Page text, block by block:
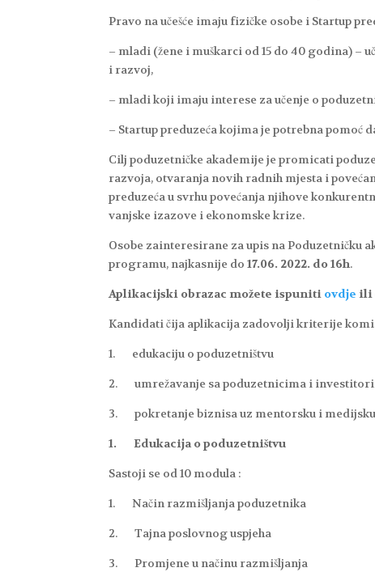
Pravo na učešće imaju fizičke osobe i Startup
– mladi (žene i muškarci od 15 do 40 godina) –
i razvoj,
– mladi koji imaju interese za učenje o
– Startup preduzeća kojima je potrebna pomoć
Cilj poduzetničke akademije je promicati
razvoja, otvaranja novih radnih mjesta i
preduzeća u svrhu povećanja njihove
vanjske izazove i ekonomske krize.
Osobe zainteresirane za upis na Poduzetničku
programu, najkasnije do17.06. 2022. do 16h.
Aplikacijski obrazac možete ispuniti ovdje ili
Kandidati čija aplikacija zadovolji kriterije
1. edukaciju o poduzetništvu
2. umrežavanje sa poduzetnicima i
3. pokretanje biznisa uz mentorsku i
1. Edukacija o poduzetništvu
Sastoji se od 10 modula :
1. Način razmišljanja poduzetnika
2. Tajna poslovnog uspjeha
3. Promjene u načinu razmišljanja